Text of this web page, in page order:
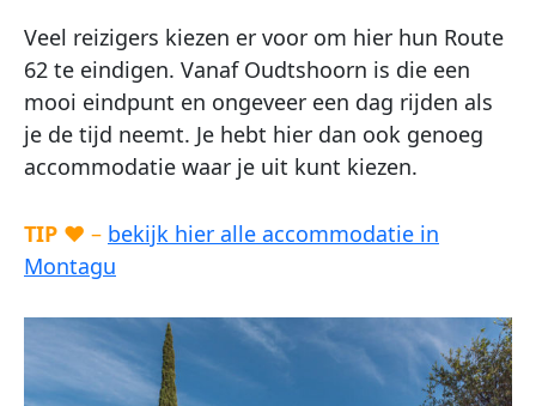
Veel reizigers kiezen er voor om hier hun Route
62 te eindigen. Vanaf Oudtshoorn is die een
mooi eindpunt en ongeveer een dag rijden als
je de tijd neemt. Je hebt hier dan ook genoeg
accommodatie waar je uit kunt kiezen.
TIP ♥ – bekijk hier alle accommodatie in
Montagu